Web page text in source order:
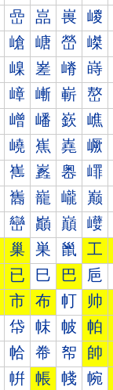
嵒 嵓 嵔 嵕
嵢 嵣 嵤 嵥
嵲 嵳 嵴 嵵
嶂 嶃 嶄 嶅
嶒 嶓 嶔 嶕
嶢 嶣 嶤 嶥
嶲 嶳 嶴 嶵
巂 巃 巄 巅
巒 巓 巔 巕
巢 巣 巤 工
已 巳 巴 巵
市 布 帄 帅
帒 帓 帔 帕
帢 帣 帤 帥
帲 帳 帴 帵